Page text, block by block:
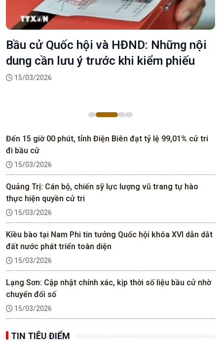
Quảng Ninh: Để mọi cử tri có quyền,
nghĩa vụ hợp pháp đều được bỏ phiếu
15/03/2026
Đến 15 giờ 00 phút, tỉnh Điện Biên đạt tỷ lệ 99,01% cử tri
đi bầu cử
15/03/2026
Quảng Trị: Cán bộ, chiến sỹ lực lượng vũ trang tự hào
thực hiện quyền cử tri
15/03/2026
Kiều bào tại Nam Phi tin tưởng Quốc hội khóa XVI dẫn dắt
đất nước phát triển toàn diện
15/03/2026
Lạng Sơn: Cập nhật chính xác, kịp thời số liệu bầu cử nhờ
chuyển đổi số
15/03/2026
TIN TIÊU ĐIỂM